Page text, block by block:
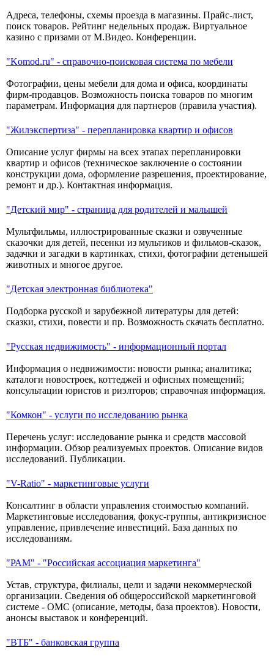
Адреса, телефоны, схемы проезда в магазины. Прайс-лист,
поиск товаров. Рейтинг недельных продаж. Виртуальное
казино с призами от М.Видео. Конференции.
"Komod.ru" - справочно-поисковая система по мебели
Фотографии, цены мебели для дома и офиса, координаты
фирм-продавцов. Возможность поиска товаров по многим
параметрам. Информация для партнеров (правила участия).
"Жилэкспертиза" - перепланировка квартир и офисов
Описание услуг фирмы на всех этапах перепланировки
квартир и офисов (техническое заключение о состоянии
конструкции дома, оформление разрешения, проектирование,
ремонт и др.). Контактная информация.
"Детский мир" - страница для родителей и малышей
Мультфильмы, иллюстрированные сказки и озвученные
сказочки для детей, песенки из мультиков и фильмов-сказок,
задачки и загадки в картинках, стихи, фотографии детенышей
животных и многое другое.
"Детская электронная библиотека"
Подборка русской и зарубежной литературы для детей:
сказки, стихи, повести и пр. Возможность скачать бесплатно.
"Русская недвижимость" - информационный портал
Информация о недвижимости: новости рынка; аналитика;
каталоги новостроек, коттеджей и офисных помещений;
консультации юристов и риэлторов; справочная информация.
"Комкон" - услуги по исследованию рынка
Перечень услуг: исследование рынка и средств массовой
информации. Обзор реализуемых проектов. Описание видов
исследований. Публикации.
"V-Ratio" - маркетинговые услуги
Консалтинг в области управления стоимостью компаний.
Маркетинговые исследования, фокус-группы, антикризисное
управление, привлечение инвестиций. База данных по
исследованиям.
"РАМ" - "Российская ассоциация маркетинга"
Устав, структура, филиалы, цели и задачи некоммерческой
организации. Сведения об общероссийской маркетинговой
системе - ОМС (описание, методы, база проектов). Новости,
анонсы выставок и конференций.
"ВТБ" - банковская группа